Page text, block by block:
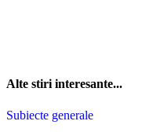
Alte stiri interesante...
Subiecte generale